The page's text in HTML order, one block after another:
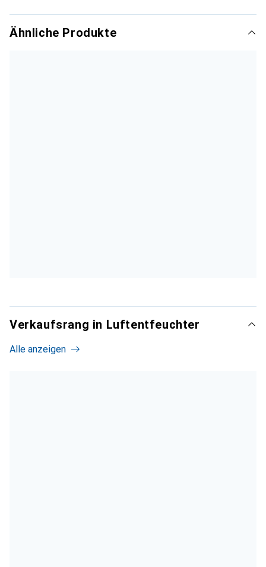
Ähnliche Produkte
Verkaufsrang in Luftentfeuchter
Alle anzeigen